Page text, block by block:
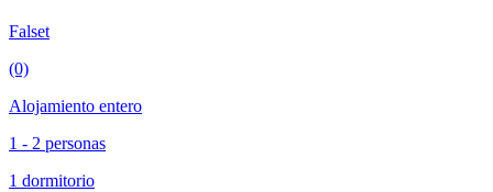
Falset
(0)
Alojamiento entero
1 - 2 personas
1 dormitorio